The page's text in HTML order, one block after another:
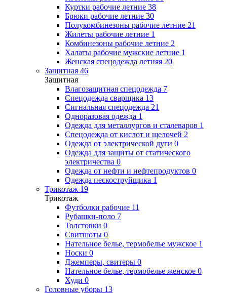
Куртки рабочие летние 38
Брюки рабочие летние 30
Полукомбинезоны рабочие летние 21
Жилеты рабочие летние 1
Комбинезоны рабочие летние 2
Халаты рабочие мужские летние 1
Женская спецодежда летняя 20
Защитная 46
Защитная
Влагозащитная спецодежда 7
Спецодежда сварщика 13
Сигнальная спецодежда 21
Одноразовая одежда 1
Одежда для металлургов и сталеваров 1
Спецодежда от кислот и щелочей 2
Одежда от электрической дуги 0
Одежда для защиты от статического
электричества 0
Одежда от нефти и нефтепродуктов 0
Одежда пескоструйщика 1
Трикотаж 19
Трикотаж
Футболки рабочие 11
Рубашки-поло 7
Толстовки 0
Свитшоты 0
Нательное белье, термобелье мужское 1
Носки 0
Джемперы, свитеры 0
Нательное белье, термобелье женское 0
Худи 0
Головные уборы 13